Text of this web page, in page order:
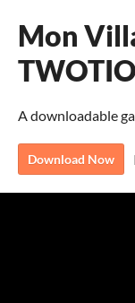
Mon
A downloadable
Download Now